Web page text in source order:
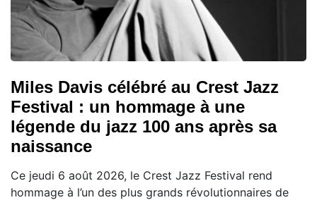
Miles Davis célébré au Crest Jazz
Festival : un hommage à une
légende du jazz 100 ans après sa
naissance
Ce jeudi 6 août 2026, le Crest Jazz Festival rend
hommage à l’un des plus grands révolutionnaires de